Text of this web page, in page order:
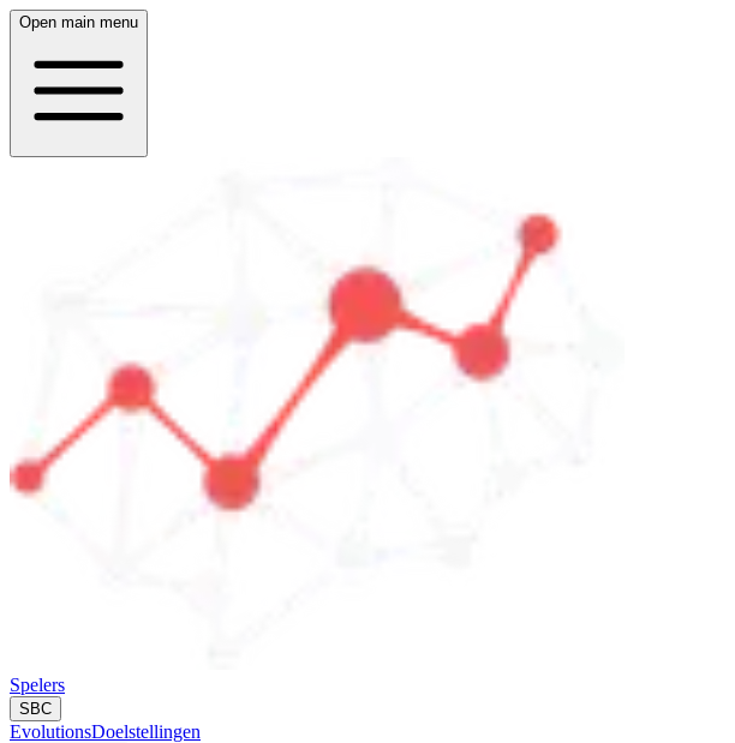
Open main menu
Spelers
SBC
EvolutionsDoelstellingen